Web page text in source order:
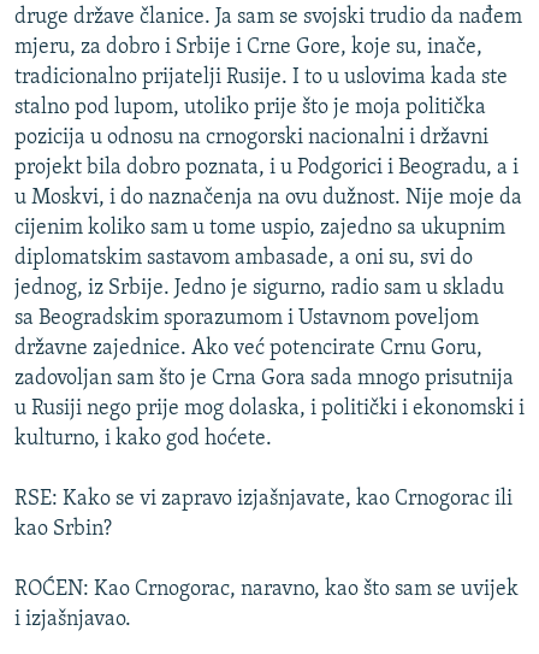
druge države članice. Ja sam se svojski trudio da nađem
mjeru, za dobro i Srbije i Crne Gore, koje su, inače,
tradicionalno prijatelji Rusije. I to u uslovima kada ste
stalno pod lupom, utoliko prije što je moja politička
pozicija u odnosu na crnogorski nacionalni i državni
projekt bila dobro poznata, i u Podgorici i Beogradu, a i
u Moskvi, i do naznačenja na ovu dužnost. Nije moje da
cijenim koliko sam u tome uspio, zajedno sa ukupnim
diplomatskim sastavom ambasade, a oni su, svi do
jednog, iz Srbije. Jedno je sigurno, radio sam u skladu
sa Beogradskim sporazumom i Ustavnom poveljom
državne zajednice. Ako već potencirate Crnu Goru,
zadovoljan sam što je Crna Gora sada mnogo prisutnija
u Rusiji nego prije mog dolaska, i politički i ekonomski i
kulturno, i kako god hoćete.
RSE: Kako se vi zapravo izjašnjavate, kao Crnogorac ili
kao Srbin?
ROĆEN: Kao Crnogorac, naravno, kao što sam se uvijek
i izjašnjavao.